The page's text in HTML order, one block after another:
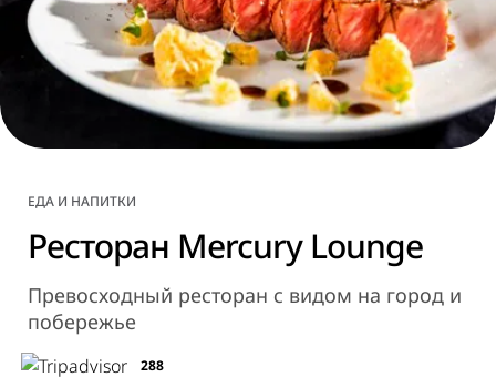
ЕДА И НАПИТКИ
Ресторан Mercury Lounge
Превосходный ресторан с видом на город и
побережье
288